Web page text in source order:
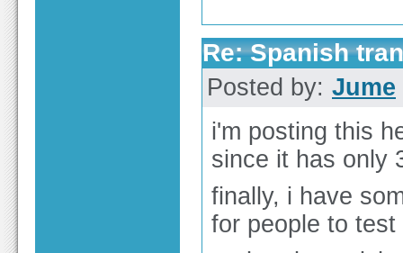
Re: Spanish
Posted by: Jume
i'm posting this
since it has only
finally, i have
for people to